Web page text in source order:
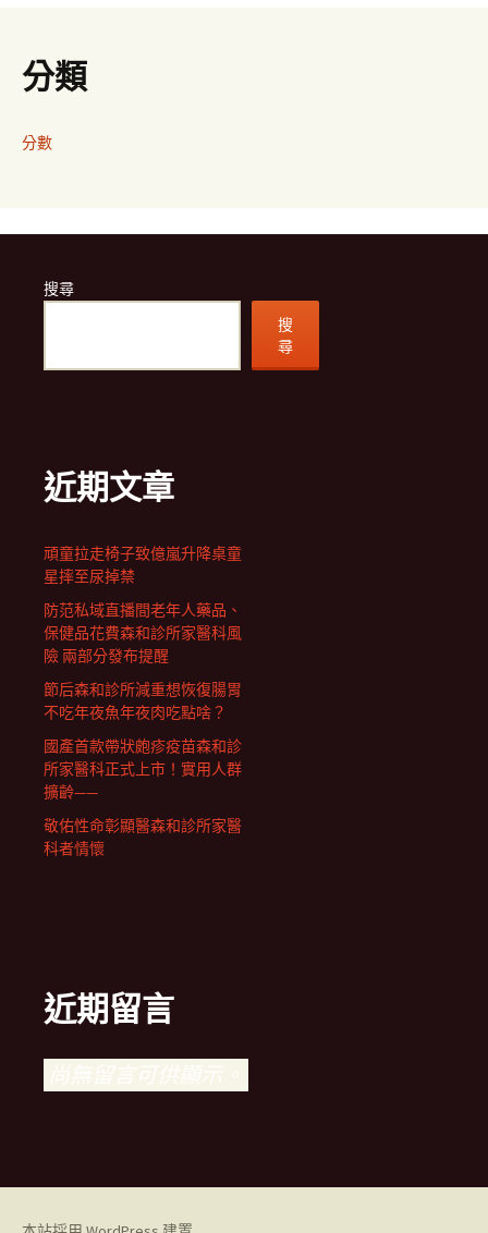
分類
分數
搜尋
搜
尋
近期文章
頑童拉走椅子致億嵐升降桌童
星摔至尿掉禁
防范私域直播間老年人藥品、
保健品花費森和診所家醫科風
險 兩部分發布提醒
節后森和診所減重想恢復腸胃
不吃年夜魚年夜肉吃點啥？
國產首款帶狀皰疹疫苗森和診
所家醫科正式上市！實用人群
擴齡——
敬佑性命彰顯醫森和診所家醫
科者情懷
近期留言
尚無留言可供顯示。